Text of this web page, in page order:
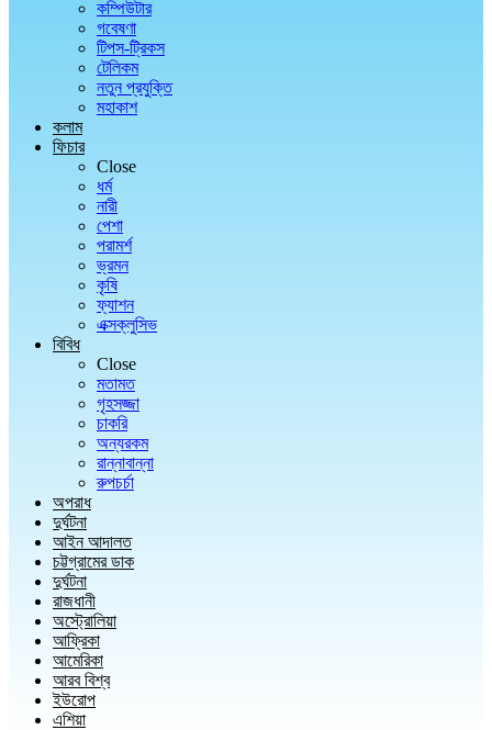
কম্পিউটার
গবেষণা
টিপস-ট্রিকস
টেলিকম
নতুন প্রযুক্তি
মহাকাশ
কলাম
ফিচার
Close
ধর্ম
নারী
পেশা
পরামর্শ
ভ্রমন
কৃষি
ফ্যাশন
এক্সক্লুসিভ
বিবিধ
Close
মতামত
গৃহসজ্জা
চাকরি
অন্যরকম
রান্নাবান্না
রুপচর্চা
অপরাধ
দুর্ঘটনা
আইন আদালত
চট্টগ্রামের ডাক
দুর্ঘটনা
রাজধানী
অস্ট্রোলিয়া
আফ্রিকা
আমেরিকা
আরব বিশ্ব
ইউরোপ
এশিয়া